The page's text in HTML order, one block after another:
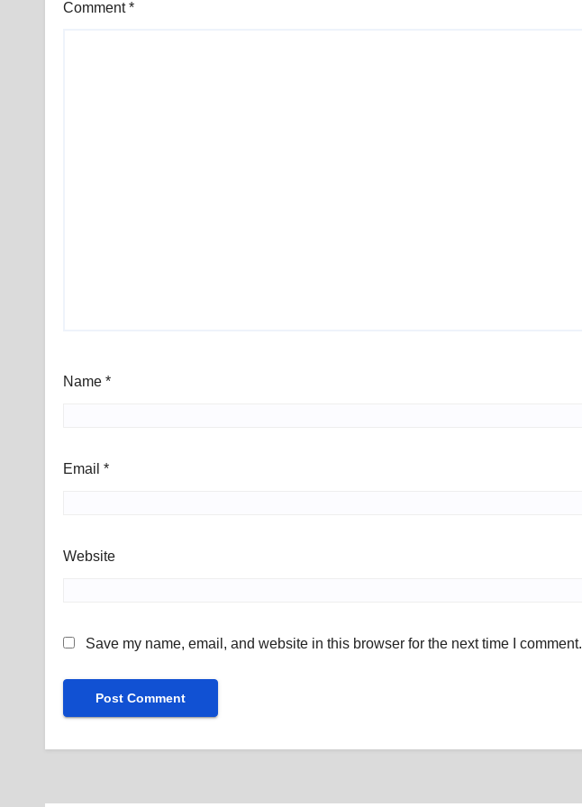
Comment*
Name *
Email *
Website
Save my name, email, and website in this browser for the next time I comment.